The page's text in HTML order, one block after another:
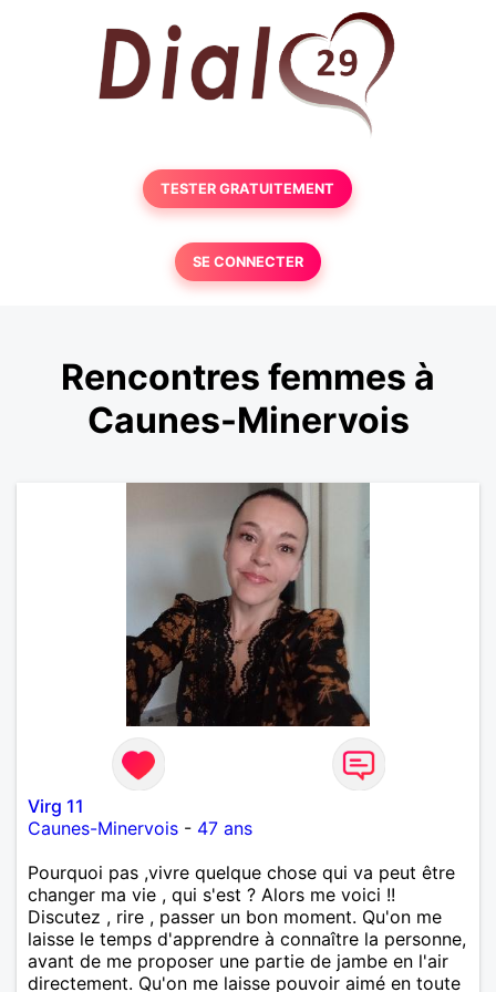
TESTER GRATUITEMENT
SE CONNECTER
Rencontres femmes à
Caunes-Minervois
Virg 11
Caunes-Minervois - 47 ans
Pourquoi pas ,vivre quelque chose qui va peut être
changer ma vie , qui s'est ? Alors me voici !!
Discutez , rire , passer un bon moment. Qu'on me
laisse le temps d'apprendre à connaître la personne,
avant de me proposer une partie de jambe en l'air
directement. Qu'on me laisse pouvoir aimé en toute